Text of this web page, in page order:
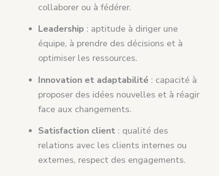
collaborer ou à fédérer.
Leadership : aptitude à diriger une
équipe, à prendre des décisions et à
optimiser les ressources.
Innovation et adaptabilité : capacité à
proposer des idées nouvelles et à réagir
face aux changements.
Satisfaction client : qualité des
relations avec les clients internes ou
externes, respect des engagements.